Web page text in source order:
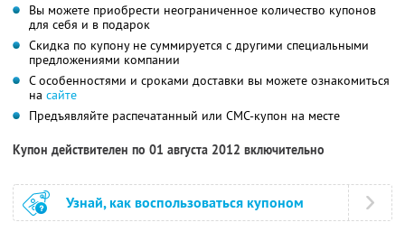
Вы можете приобрести неограниченное количество купонов
для себя и в подарок
Скидка по купону не суммируется с другими специальными
предложениями компании
С особенностями и сроками доставки вы можете ознакомиться
на сайте
Предъявляйте распечатанный или СМС-купон на месте
Купон действителен по 01 августа 2012 включительно
Узнай, как воспользоваться купоном